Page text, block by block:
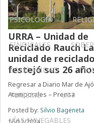
PSICOLOGÍA
SINDICALES
SOLIDARIDAD
TURISMO UTT
VÍAS NAVEGABLES
URRA – Unidad de
Reciclado Rauch La
unidad de
festejó sus 26
Regresar a Diario Mar de
Atemporales – Prensa
Posted by: Silvio Bageneta